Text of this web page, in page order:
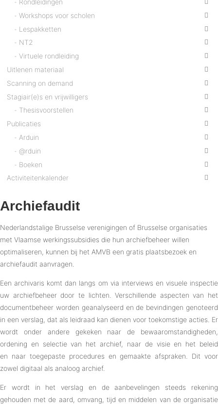
Rondleidingen
Workshops voor scholen
Lespakketten
NT2
Virtuele rondleiding
Uitlenen materiaal
Scanning on demand
Stagiair(e)s en vrijwilligers
Thesisvoorstellen
Publicaties
Arduin
@rduin
Boeken
Activiteitenkalender
Archiefaudit
Nederlandstalige Brusselse verenigingen of Brusselse organisaties
met Vlaamse werkingssubsidies die hun archiefbeheer willen
optimaliseren, kunnen bij het AMVB een gratis plaatsbezoek en
archiefaudit aanvragen.
Een archivaris komt dan langs om via interviews en visuele inspectie
uw archiefbeheer door te lichten. Verschillende aspecten van het
documentbeheer worden geanalyseerd en de bevindingen genoteerd
in een verslag, dat als leidraad kan dienen voor toekomstige acties. Er
wordt onder andere gekeken naar de bewaaromstandigheden,
ordening en selectie van het archief, naar de visie en het beleid
en naar toegepaste procedures en gemaakte afspraken. Dit voor
zowel digitaal als analoog archief.
Er wordt in het verslag en de aanbevelingen steeds rekening
gehouden met de aard, omvang, tijd en middelen van de organisatie